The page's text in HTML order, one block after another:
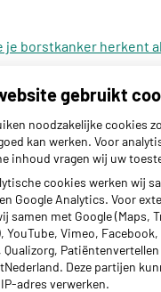
je borstkanker herkent
mogen
toekomstig kabinet
geen vergeten ziekte
van twee
meer
gebruikt
noodzakelijke cookies
kan werken. Voor
inhoud vragen wij uw
cookies werken wij
Google Analytics. Voor
samen met Google (Maps,
YouTube, Vimeo,
Patiëntenvertellen
Deze partijen
adres verwerken.